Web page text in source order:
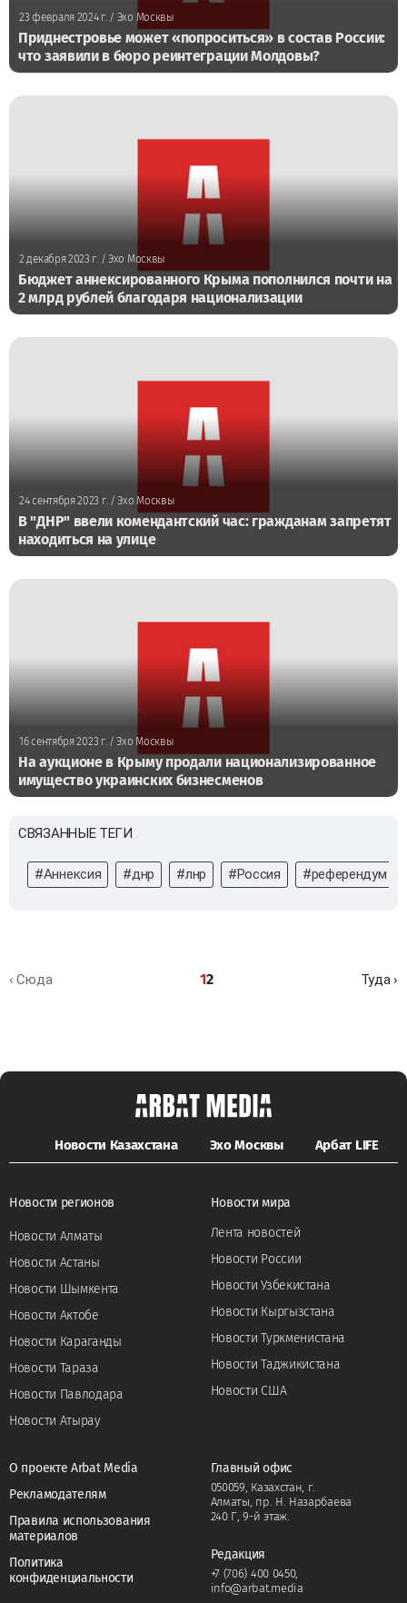
23 февраля 2024 г./ Эхо Москвы
Приднестровье может «попроситься» в состав России:
что заявили в бюро реинтеграции Молдовы?
2 декабря 2023 г./ Эхо Москвы
Бюджет аннексированного Крыма пополнился почти на
2 млрд рублей благодаря национализации
24 сентября 2023 г. / Эхо Москвы
В "ДНР" ввели комендантский час: гражданам запретят
находиться на улице
16 сентября 2023 г./ Эхо Москвы
На аукционе в Крыму продали национализированное
имущество украинских бизнесменов
СВЯЗАННЫЕ ТЕГИ
#Аннексия #днр #лнр #Россия #референдум
‹ Сюда 12 Туда ›
Новости Казахстана Эхо Москвы Арбат LIFE
Новости регионов
Новости Алматы
Новости Астаны
Новости Шымкента
Новости Актобе
Новости Караганды
Новости Тараза
Новости Павлодара
Новости Атырау
Новости мира
Лента новостей
Новости России
Новости Узбекистана
Новости Кыргызстана
Новости Туркменистана
Новости Таджикистана
Новости США
О проекте Arbat Media
Рекламодателям
Правила использования
материалов
Политика
конфиденциальности
Главный офис
050059, Казахстан, г.
Алматы, пр. Н. Назарбаева
240 Г, 9-й этаж.
Редакция
+7 (706) 400 0450,
info@arbat.media